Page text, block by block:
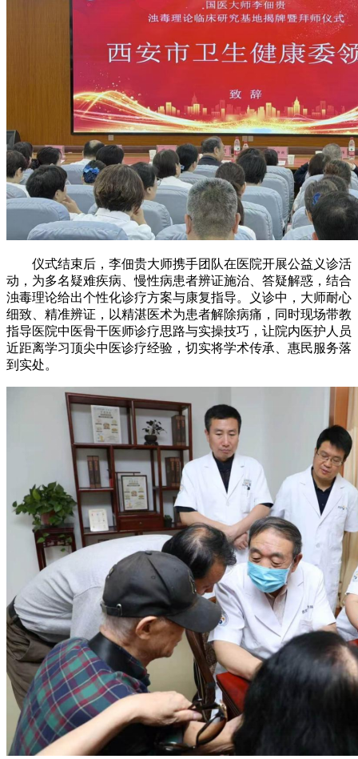
仪式结束后，李佃贵大师携手团队在医院开展公益义诊活
动，为多名疑难疾病、慢性病患者辨证施治、答疑解惑，结合
浊毒理论给出个性化诊疗方案与康复指导。义诊中，大师耐心
细致、精准辨证，以精湛医术为患者解除病痛，同时现场带教
指导医院中医骨干医师诊疗思路与实操技巧，让院内医护人员
近距离学习顶尖中医诊疗经验，切实将学术传承、惠民服务落
到实处。